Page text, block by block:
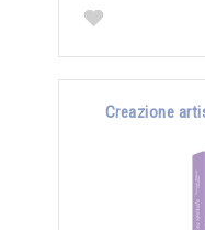
Creazione